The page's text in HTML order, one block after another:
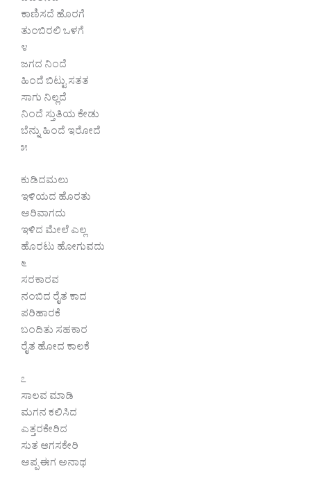
ಕಾಣಿಸದೆ ಹೊರಗೆ
ತುಂಬಿರಲಿ ಒಳಗೆ
೪
ಜಗದ ನಿಂದೆ
ಹಿಂದೆ ಬಿಟ್ಟು ಸತತ
ಸಾಗು ನಿಲ್ಲದೆ
ನಿಂದೆ ಸ್ತುತಿಯ ಕೇಡು
ಬೆನ್ನು ಹಿಂದೆ ಇರೋದೆ
೫
ಕುಡಿದಮಲು
ಇಳಿಯದ ಹೊರತು
ಅರಿವಾಗದು
ಇಳಿದ ಮೇಲೆ ಎಲ್ಲ
ಹೊರಟು ಹೋಗುವದು
೬
ಸರಕಾರವ
ನಂಬಿದ ರೈತ ಕಾದ
ಪರಿಹಾರಕೆ
ಬಂದಿತು ಸಹಕಾರ
ರೈತ ಹೋದ ಕಾಲಕೆ
೭
ಸಾಲವ ಮಾಡಿ
ಮಗನ ಕಲಿಸಿದ
ಎತ್ತರಕೇರಿದ
ಸುತ ಆಗಸಕೇರಿ
ಅಪ್ಪ ಈಗ ಅನಾಥ